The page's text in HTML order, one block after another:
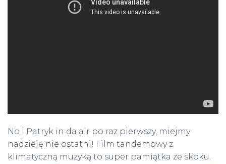
No i Patryk in da air po raz pierwszy, miejmy
nadzieję nie ostatni! Film tandemowy z
klimatyczną muzyką to super pamiątka ze skoku.